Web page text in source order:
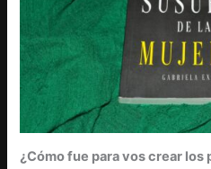
¿Cómo fue para vos crear los